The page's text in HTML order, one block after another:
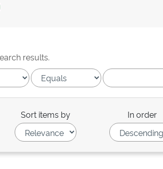
results.
Sort items by In order